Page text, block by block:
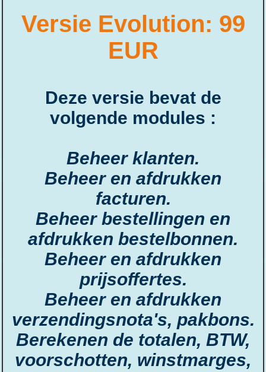
Versie Evolution: 99
EUR
Deze versie bevat de
volgende modules :
Beheer klanten.
Beheer en afdrukken
facturen.
Beheer bestellingen en
afdrukken bestelbonnen.
Beheer en afdrukken
prijsoffertes.
Beheer en afdrukken
verzendingsnota's, pakbons.
Berekenen de totalen, BTW,
voorschotten, winstmarges,